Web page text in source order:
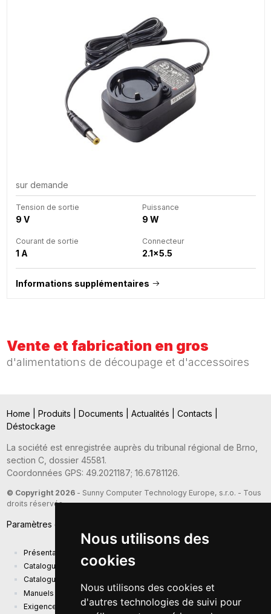
Nous utilisons des
cookies
Nous utilisons des cookies et
d'autres technologies de suivi pour
sur demande
Tension de sortie
9 V
Puissance
9 W
Courant de sortie
1 A
Connecteur
2.1x5.5
Informations supplémentaires
Vente et fabrication en gros
d'alimentations de découpage et d'accessoires
Home Produits Documents Actualités Contacts
Déstockage
La société est enregistrée auprès du tribunal régional de Brno,
section C, dossier 45581.
Coordonnées GPS: 49.2021187; 16.6781126.
© Copyright 2026- Sunny Computer Technology Europe, s.r.o. - Tous
droits réservés
Paramètres des cookies
Présentation de la société
Catalogue actuel des produits
Catalogue de présentation
Manuels
Exigences d'écoconception (EU) 2019/1782